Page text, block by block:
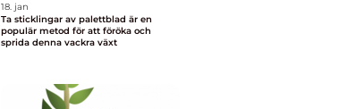
18. jan
Ta sticklingar av palettblad är en
populär metod för att föröka och
sprida denna vackra växt